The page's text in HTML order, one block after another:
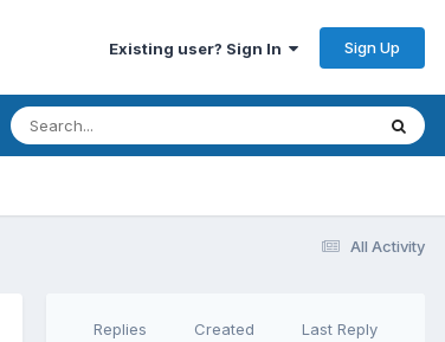
Existing user? Sign In Sign Up
All Activity
Replies Created Last Reply